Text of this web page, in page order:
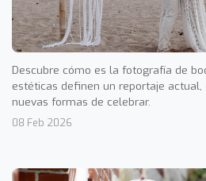
Descubre cómo es la fotografía de
estéticas definen un reportaje
nuevas formas de celebrar.
08 Feb 2026